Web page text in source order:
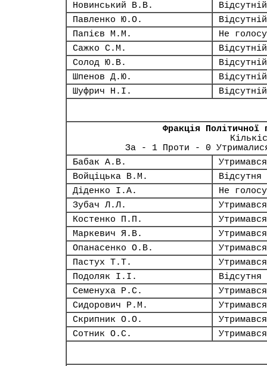
Новинський В.В.
Відсутній
Павленко Ю.О.
Відсутній
Папієв М.М.
Не
Сажко С.М.
Відсутній
Солод Ю.В.
Відсутній
Шпенов Д.Ю.
Відсутній
Шуфрич Н.І.
Відсутній
Фракція Політичної
За - 1 Проти - 0
Бабак А.В.
Утримався
Войціцька В.М.
Відсутня
Діденко І.А.
Не
Зубач Л.Л.
Утримався
Костенко П.П.
Утримався
Маркевич Я.В.
Утримався
Опанасенко О.В.
Утримався
Пастух Т.Т.
Утримався
Подоляк І.І.
Відсутня
Семенуха Р.С.
Утримався
Сидорович Р.М.
Утримався
Скрипник О.О.
Утримався
Сотник О.С.
Утримався